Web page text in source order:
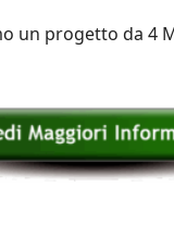
un progetto da 4